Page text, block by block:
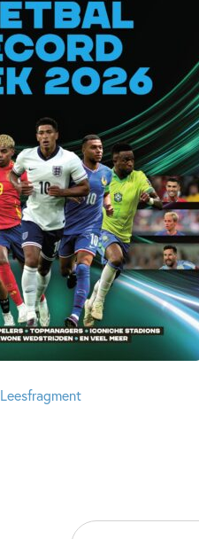
Leesfragment